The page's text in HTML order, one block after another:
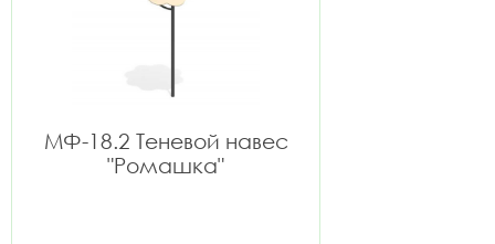
МФ-18.2 Теневой навес
"Ромашка"